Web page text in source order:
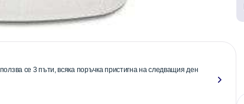
се 3 пъти, всяка поръчка пристигна на следващия ден